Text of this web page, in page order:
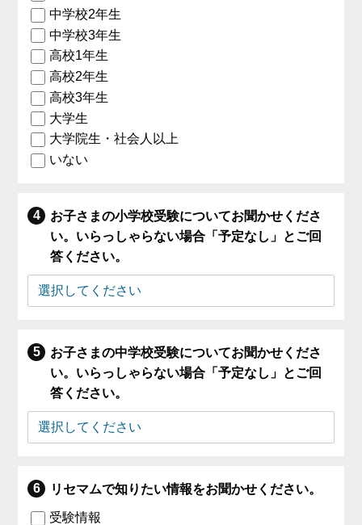
中学校2年生
中学校3年生
高校1年生
高校2年生
高校3年生
大学生
大学院生・社会人以上
いない
お子さまの小学校受験についてお聞かせくださ
い。いらっしゃらない場合「予定なし」とご回
答ください。
お子さまの中学校受験についてお聞かせくださ
い。いらっしゃらない場合「予定なし」とご回
答ください。
リセマムで知りたい情報をお聞かせください。
受験情報